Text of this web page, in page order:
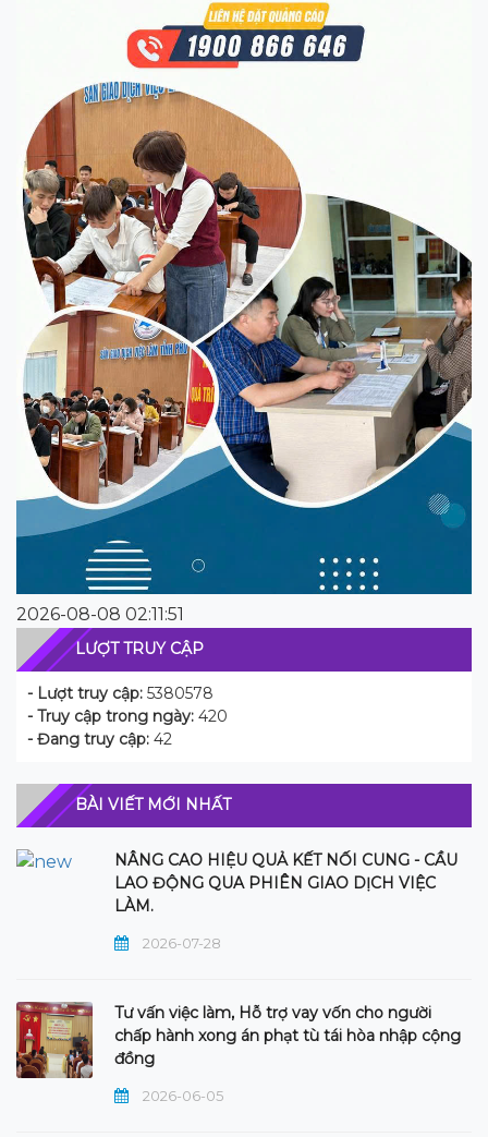
2026-08-08 02:11:51
LƯỢT TRUY CẬP
- Lượt truy cập: 5380578
- Truy cập trong ngày: 420
- Đang truy cập: 42
BÀI VIẾT MỚI NHẤT
NÂNG CAO HIỆU QUẢ KẾT NỐI CUNG - CẦU
LAO ĐỘNG QUA PHIÊN GIAO DỊCH VIỆC
LÀM.
2026-07-28
Tư vấn việc làm, Hỗ trợ vay vốn cho người
chấp hành xong án phạt tù tái hòa nhập cộng
đồng
2026-06-05